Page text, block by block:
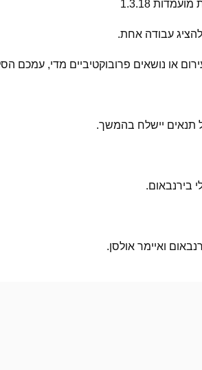
1.3.18
עבודה אחת.
או נושאים פרובוקטיביים מדי, עמכם
תנאים יישלח בהמשך.
בירנבאום.
ואיימר אולסן.